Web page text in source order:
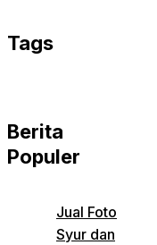
Tags
Berita
Populer
Jual Foto
Syur dan